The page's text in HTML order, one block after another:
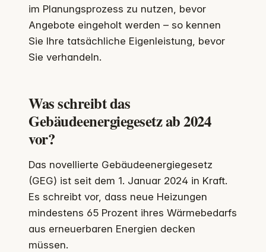
im Planungsprozess zu nutzen, bevor
Angebote eingeholt werden – so kennen
Sie Ihre tatsächliche Eigenleistung, bevor
Sie verhandeln.
Was schreibt das
Gebäudeenergiegesetz ab 2024
vor?
Das novellierte Gebäudeenergiegesetz
(GEG) ist seit dem 1. Januar 2024 in Kraft.
Es schreibt vor, dass neue Heizungen
mindestens 65 Prozent ihres Wärmebedarfs
aus erneuerbaren Energien decken
müssen.